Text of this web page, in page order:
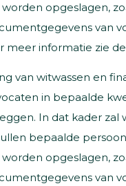
opgeslagen,
van
meer informatie zie de
van witwassen en
in bepaalde
In dat kader
bepaalde
opgeslagen,
van